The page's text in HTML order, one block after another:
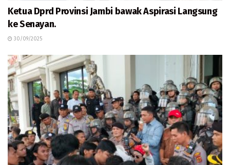
Ketua Dprd Provinsi Jambi bawak Aspirasi Langsung
ke Senayan.
30/09/2025